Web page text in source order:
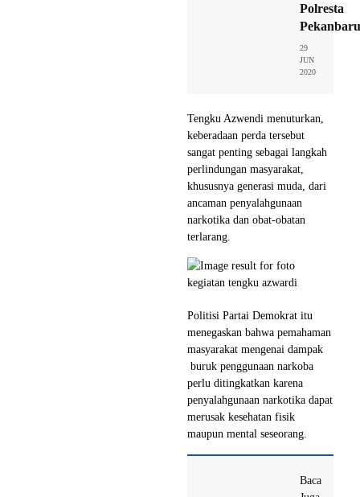
Polresta
29
JUN
2020
Tengku Azwendi menuturkan,
keberadaan perda tersebut
sangat penting sebagai langkah
perlindungan masyarakat,
khususnya generasi muda, dari
ancaman penyalahgunaan
narkotika dan obat-obatan
terlarang.
Politisi Partai Demokrat itu
menegaskan bahwa pemahaman
masyarakat mengenai dampak
buruk penggunaan narkoba
perlu ditingkatkan karena
penyalahgunaan narkotika dapat
merusak kesehatan fisik
maupun mental seseorang.
Baca